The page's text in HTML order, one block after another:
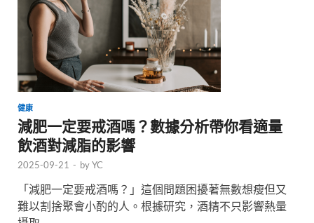
健康
減肥一定要戒酒嗎？數據分析帶你看適量
飲酒對減脂的影響
2025-09-21 - byYC
「減肥一定要戒酒嗎？」這個問題困擾著無數想瘦但又
難以割捨聚會小酌的人。根據研究，酒精不只影響熱量